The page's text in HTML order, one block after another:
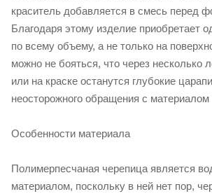
краситель добавляется в смесь перед
Благодаря этому изделие приобретает
по всему объему, а не только на
можно не бояться, что через несколько
или на краске останутся глубокие
неосторожного обращения с
Особенности материала
Полимерпесчаная черепица является
материалом, поскольку в ней нет пор,